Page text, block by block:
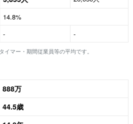
14.8%
- -
マー・期間従業員等の平均です。
888万
44.5歳